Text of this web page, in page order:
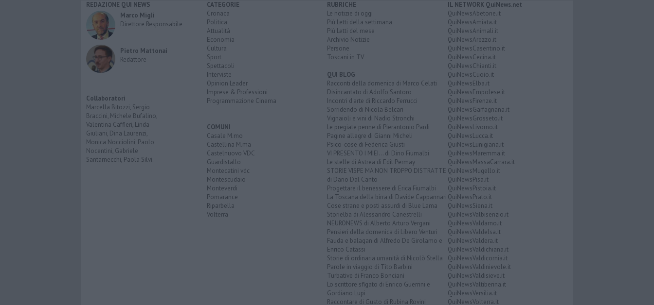
REDAZIONE QUI NEWS
Marco Migli
Direttore Responsabile
Pietro Mattonai
Redattore
Collaboratori
Marcella Bitozzi, Sergio
Braccini, Michele Bufalino,
Valentina Caffieri, Linda
Giuliani, Dina Laurenzi,
Monica Nocciolini, Paolo
Nocentini, Gabriele
Santarnecchi, Paola Silvi.
CATEGORIE
Cronaca
Politica
Attualità
Economia
Cultura
Sport
Spettacoli
Interviste
Opinion Leader
Imprese & Professioni
Programmazione Cinema
COMUNI
Casale M.mo
Castellina M.ma
Castelnuovo VDC
Guardistallo
Montecatini vdc
Montescudaio
Monteverdi
Pomarance
Riparbella
Volterra
RUBRICHE
Le notizie di oggi
Più Letti della settimana
Più Letti del mese
Archivio Notizie
Persone
Toscani in TV
QUI BLOG
Racconti della domenica di Marco Celati
Disincantato di Adolfo Santoro
Incontri d'arte di Riccardo Ferrucci
Sorridendo di Nicola Belcari
Vignaioli e vini di Nadio Stronchi
Le pregiate penne di Pierantonio Pardi
Pagine allegre di Gianni Micheli
Psico-cose di Federica Giusti
VI PRESENTO I MIEI... di Dino Fiumalbi
Le stelle di Astrea di Edit Permay
STORIE VISPE MA NON TROPPO DISTRATTE
di Dario Dal Canto
Progettare il benessere di Erica Fiumalbi
La Toscana della birra di Davide Cappannari
Cose strane e posti assurdi di Blue Lama
Storielba di Alessandro Canestrelli
NEURONEWS di Alberto Arturo Vergani
Pensieri della domenica di Libero Venturi
Fauda e balagan di Alfredo De Girolamo e
Enrico Catassi
Storie di ordinaria umanità di Nicolò Stella
Parole in viaggio di Tito Barbini
Turbative di Franco Bonciani
Lo scrittore sfigato di Enrico Guerrini e
Gordiano Lupi
Raccontare di Gusto di Rubina Rovini
IL NETWORK QuiNews.net
QuiNewsAbetone.it
QuiNewsAmiata.it
QuiNewsAnimali.it
QuiNewsArezzo.it
QuiNewsCasentino.it
QuiNewsCecina.it
QuiNewsChianti.it
QuiNewsCuoio.it
QuiNewsElba.it
QuiNewsEmpolese.it
QuiNewsFirenze.it
QuiNewsGarfagnana.it
QuiNewsGrosseto.it
QuiNewsLivorno.it
QuiNewsLucca.it
QuiNewsLunigiana.it
QuiNewsMaremma.it
QuiNewsMassaCarrara.it
QuiNewsMugello.it
QuiNewsPisa.it
QuiNewsPistoia.it
QuiNewsPrato.it
QuiNewsSiena.it
QuiNewsValbisenzio.it
QuiNewsValdarno.it
QuiNewsValdelsa.it
QuiNewsValdera.it
QuiNewsValdichiana.it
QuiNewsValdicornia.it
QuiNewsValdinievole.it
QuiNewsValdisieve.it
QuiNewsValtiberina.it
QuiNewsVersilia.it
QuiNewsVolterra.it